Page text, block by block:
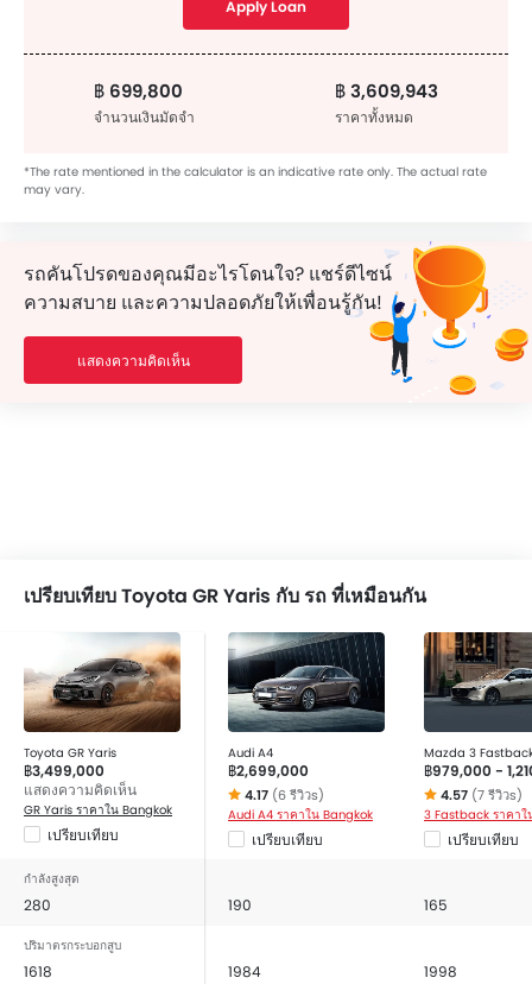
Apply Loan
฿ 699,800
จำนวนเงินมัดจำ
฿ 3,609,943
ราคาทั้งหมด
*The rate mentioned in the calculator is an indicative rate only. The actual rate
may vary.
รถคันโปรดของคุณมีอะไรโดนใจ? แชร์ดีไซน์
ความสบาย และความปลอดภัยให้เพื่อนรู้กัน!
แสดงความคิดเห็น
เปรียบเทียบ Toyota GR Yaris กับ รถ ที่เหมือนกัน
Toyota GR Yaris
฿3,499,000
แสดงความคิดเห็น
GR Yaris ราคาใน Bangkok
เปรียบเทียบ
Audi A4
฿2,699,000
4.17 (6 รีวิวs)
Audi A4 ราคาใน Bangkok
เปรียบเทียบ
Mazda 3
฿979,000 -
4.57 (7 รีวิวs)
3 Fastback ราคาใ
เปรียบเทียบ
กำลังสูงสุด
280 190 165
ปริมาตรกระบอกสูบ
1618 1984 1998